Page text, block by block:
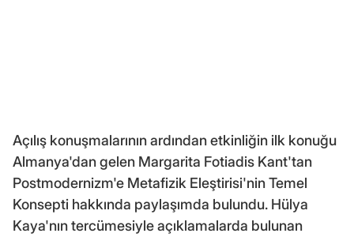
Açılış konuşmalarının ardından etkinliğin ilk konuğu
Almanya'dan gelen Margarita Fotiadis Kant'tan
Postmodernizm'e Metafizik Eleştirisi'nin Temel
Konsepti hakkında paylaşımda bulundu. Hülya
Kaya'nın tercümesiyle açıklamalarda bulunan